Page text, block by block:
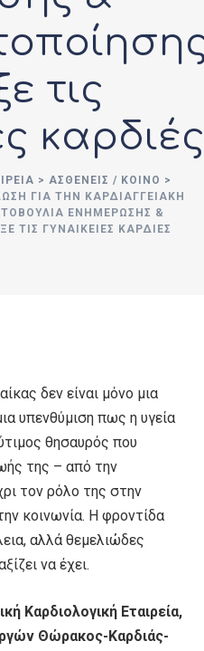
τις
καρδιές
> ΑΣΘΕΝΕΊΣ / ΚΟΙΝΌ >
ΓΙΑ ΤΗΝ ΚΑΡΔΙΑΓΓΕΙΑΚΗ
ΕΝΗΜΈΡΩΣΗΣ &
ΤΙΣ ΓΥΝΑΙΚΕΊΕΣ ΚΑΡΔΙΈΣ
δεν είναι μόνο μια
υπενθύμιση πως η υγεία
θησαυρός που
της – από την
τον ρόλο της στην
κοινωνία. Η φροντίδα
αλλά θεμελιώδες
να έχει.
Καρδιολογική Εταιρεία,
Θώρακος-Καρδιάς-